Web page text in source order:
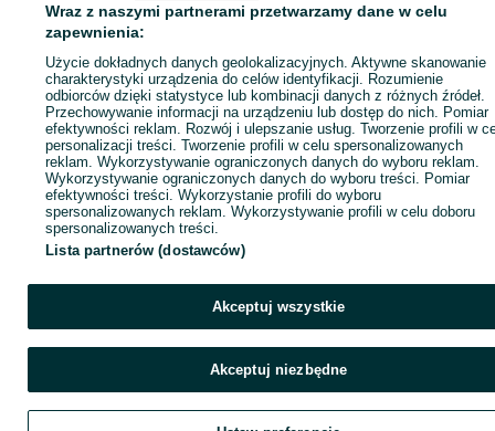
Zadzwoń / SMS
Wraz z naszymi partnerami przetwarzamy dane w celu
zapewnienia:
Użycie dokładnych danych geolokalizacyjnych. Aktywne skanowanie
charakterystyki urządzenia do celów identyfikacji. Rozumienie
odbiorców dzięki statystyce lub kombinacji danych z różnych źródeł.
Przechowywanie informacji na urządzeniu lub dostęp do nich. Pomiar
efektywności reklam. Rozwój i ulepszanie usług. Tworzenie profili w
personalizacji treści. Tworzenie profili w celu spersonalizowanych
reklam. Wykorzystywanie ograniczonych danych do wyboru reklam.
Wykorzystywanie ograniczonych danych do wyboru treści. Pomiar
efektywności treści. Wykorzystanie profili do wyboru
spersonalizowanych reklam. Wykorzystywanie profili w celu doboru
spersonalizowanych treści.
Lista partnerów (dostawców)
Akceptuj wszystkie
Akceptuj niezbędne